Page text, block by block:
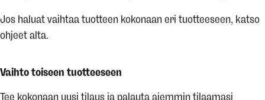
Jos haluat vaihtaa tuotteen kokonaan eri tuotteeseen, katso
ohjeet alta.
Vaihto toiseen tuotteeseen
Tee kokonaan uusi tilaus ja palauta aiemmin tilaamasi